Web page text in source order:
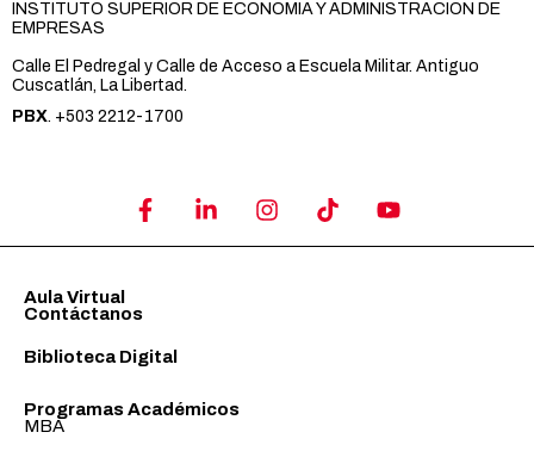
INSTITUTO SUPERIOR DE ECONOMIA Y ADMINISTRACION DE
EMPRESAS
Calle El Pedregal y Calle de Acceso a Escuela Militar. Antiguo
Cuscatlán, La Libertad.
PBX. +503 2212-1700
Aula Virtual
Contáctanos
Biblioteca Digital
Programas Académicos
MBA